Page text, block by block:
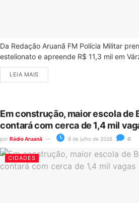
Da Redação Aruanã FM Polícia Militar
estelionato e apreende R$ 11,3 mil em
LEIA MAIS
Em construção, maior escola de
contará com cerca de 1,4 mil
por Rádio Aruanã 8 de julho de 2026 0
CIDADES